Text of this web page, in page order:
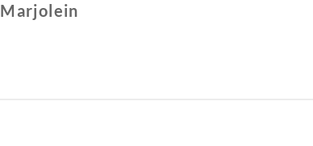
Marjolein